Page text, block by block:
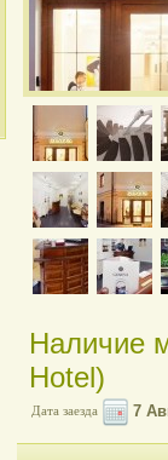
Наличие
Hotel)
Дата заезда